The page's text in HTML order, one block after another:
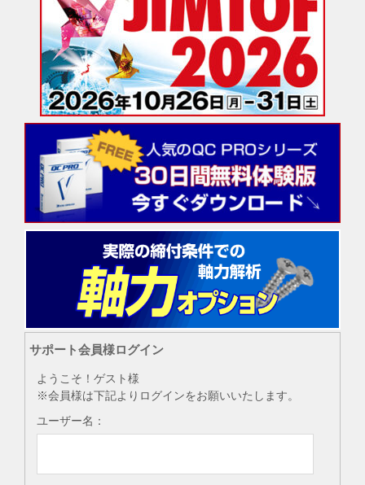
サポート会員様ログイン
ようこそ！ゲスト様
※会員様は下記よりログインをお願いいたします。
ユーザー名：